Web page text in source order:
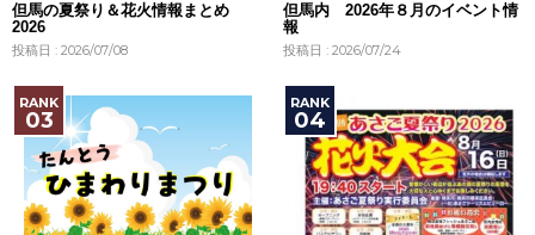
但馬の夏祭り＆花火情報まとめ
2026
投稿日 : 2026/07/08
但馬内 2026年８月のイベント情
報
投稿日 : 2026/07/24